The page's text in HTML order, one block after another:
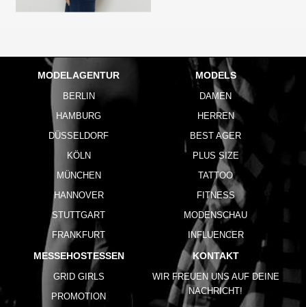
MODELAGENTUR
BERLIN
HAMBURG
DÜSSELDORF
KÖLN
MÜNCHEN
HANNOVER
STUTTGART
FRANKFURT
MODELS
DAMEN
HERREN
BEST AGER
PLUS SIZE
TATTOO
FITNESS
MODENSCHAU
INFLUENCER
MESSEHOSTESSEN
GRID GIRLS
PROMOTION
KONTAKT
WIR FREUEN UNS AUF DEINE
NACHRICHT!